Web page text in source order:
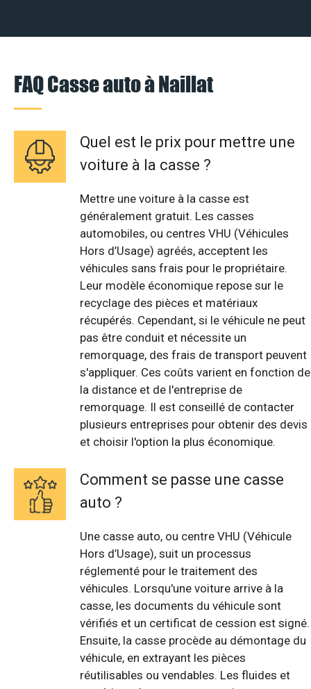
FAQ Casse auto à Naillat
Quel est le prix pour mettre une
voiture à la casse ?
Mettre une voiture à la casse est
généralement gratuit. Les casses
automobiles, ou centres VHU (Véhicules
Hors d’Usage) agréés, acceptent les
véhicules sans frais pour le propriétaire.
Leur modèle économique repose sur le
recyclage des pièces et matériaux
récupérés. Cependant, si le véhicule ne peut
pas être conduit et nécessite un
remorquage, des frais de transport peuvent
s'appliquer. Ces coûts varient en fonction de
la distance et de l'entreprise de
remorquage. Il est conseillé de contacter
plusieurs entreprises pour obtenir des devis
et choisir l'option la plus économique.
Comment se passe une casse
auto ?
Une casse auto, ou centre VHU (Véhicule
Hors d’Usage), suit un processus
réglementé pour le traitement des
véhicules. Lorsqu'une voiture arrive à la
casse, les documents du véhicule sont
vérifiés et un certificat de cession est signé.
Ensuite, la casse procède au démontage du
véhicule, en extrayant les pièces
réutilisables ou vendables. Les fluides et